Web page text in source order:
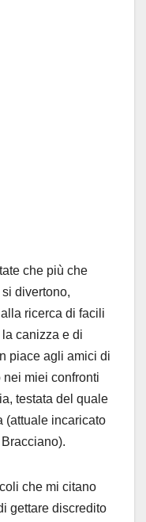
che più che
divertono,
ricerca di facili
canizza e di
piace agli amici di
nei miei confronti
testata del quale
(attuale incaricato
che mi citano
gettare discredito